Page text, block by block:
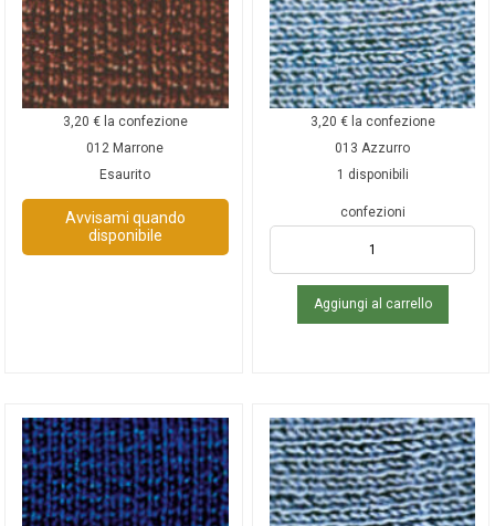
3,20 € la confezione
012 Marrone
Esaurito
Avvisami quando
disponibile
3,20 € la confezione
013 Azzurro
1 disponibili
confezioni
Aggiungi al carrello